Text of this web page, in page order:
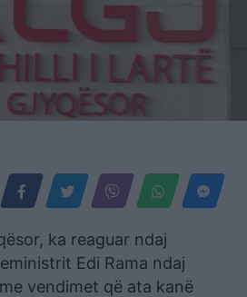
ka reaguar ndaj
Edi Rama ndaj
vendimet që ata kanë